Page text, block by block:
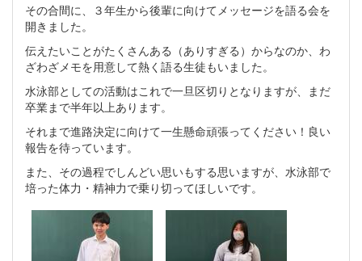
その合間に、３年生から後輩に向けてメッセージを語る会を
開きました。
伝えたいことがたくさんある（ありすぎる）からなのか、わ
ざわざメモを用意して熱く語る生徒もいました。
水泳部としての活動はこれで一旦区切りとなりますが、まだ
卒業まで半年以上あります。
それまで進路決定に向けて一生懸命頑張ってください！良い
報告を待っています。
また、その過程でしんどい思いもする思いますが、水泳部で
培った体力・精神力で乗り切ってほしいです。